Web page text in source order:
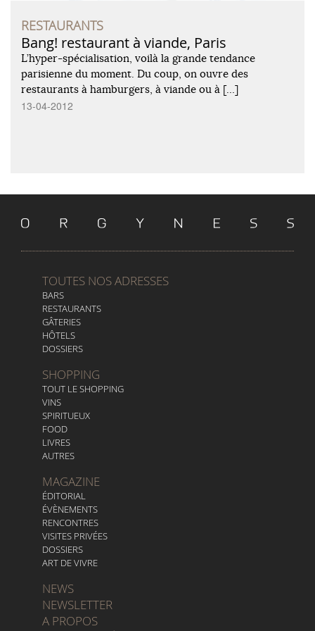
RESTAURANTS
Bang! restaurant à viande, Paris
L’hyper-spécialisation, voilà la grande tendance
parisienne du moment. Du coup, on ouvre des
restaurants à hamburgers, à viande ou à […]
13-04-2012
TOUTES NOS ADRESSES
BARS
RESTAURANTS
GÂTERIES
HÔTELS
DOSSIERS
SHOPPING
TOUT LE SHOPPING
VINS
SPIRITUEUX
FOOD
LIVRES
AUTRES
MAGAZINE
ÉDITORIAL
ÉVÈNEMENTS
RENCONTRES
VISITES PRIVÉES
DOSSIERS
ART DE VIVRE
NEWS
NEWSLETTER
A PROPOS